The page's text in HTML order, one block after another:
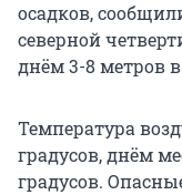
осадков,
северной
днём 3-8 метров в
Температура
градусов, днём
градусов.